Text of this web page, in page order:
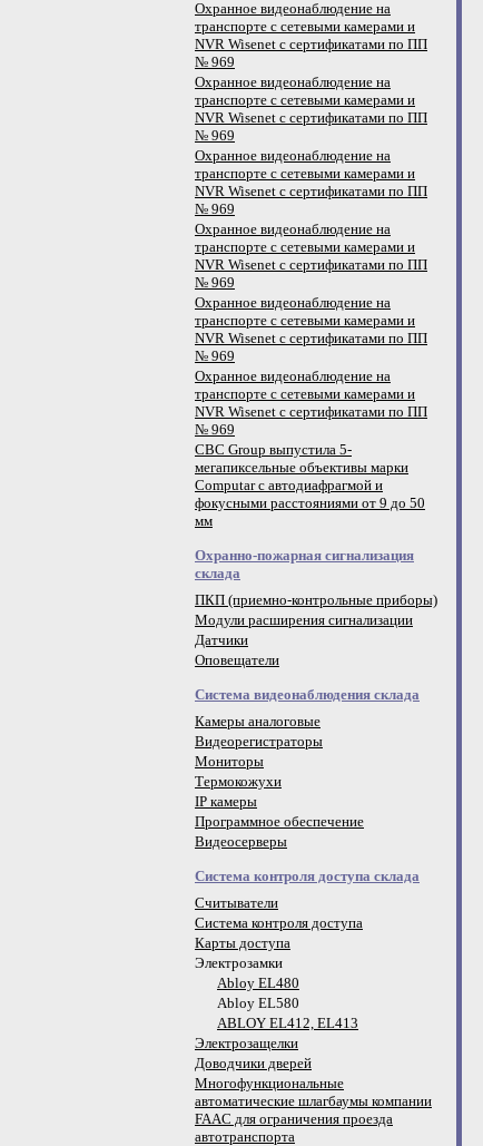
Охранное видеонаблюдение на
транспорте с сетевыми камерами и
NVR Wisenet с сертификатами по ПП
№ 969
Охранное видеонаблюдение на
транспорте с сетевыми камерами и
NVR Wisenet с сертификатами по ПП
№ 969
Охранное видеонаблюдение на
транспорте с сетевыми камерами и
NVR Wisenet с сертификатами по ПП
№ 969
Охранное видеонаблюдение на
транспорте с сетевыми камерами и
NVR Wisenet с сертификатами по ПП
№ 969
Охранное видеонаблюдение на
транспорте с сетевыми камерами и
NVR Wisenet с сертификатами по ПП
№ 969
Охранное видеонаблюдение на
транспорте с сетевыми камерами и
NVR Wisenet с сертификатами по ПП
№ 969
CBC Group выпустила 5-
мегапиксельные объективы марки
Computar с автодиафрагмой и
фокусными расстояниями от 9 до 50
мм
Охранно-пожарная сигнализация
склада
ПКП (приемно-контрольные приборы)
Модули расширения сигнализации
Датчики
Оповещатели
Система видеонаблюдения склада
Камеры аналоговые
Видеорегистраторы
Мониторы
Термокожухи
IP камеры
Программное обеспечение
Видеосерверы
Система контроля доступа склада
Считыватели
Система контроля доступа
Карты доступа
Электрозамки
Abloy EL480
Abloy EL580
ABLOY EL412, EL413
Электрозащелки
Доводчики дверей
Многофункциональные
автоматические шлагбаумы компании
FAAC для ограничения проезда
автотранспорта